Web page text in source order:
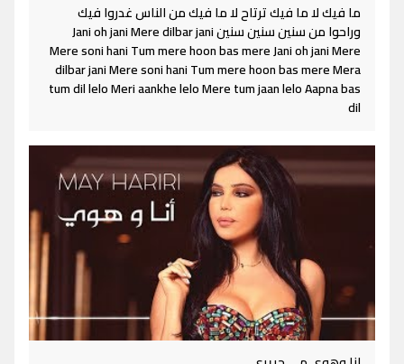
ما فيك لا ما فيك ترتاح لا ما فيك من الناس غدروا فيك
وراحوا من سنين سنين سنين Jani oh jani Mere dilbar jani
Mere soni hani Tum mere hoon bas mere Jani oh jani Mere
dilbar jani Mere soni hani Tum mere hoon bas mere Mera
tum dil lelo Meri aankhe lelo Mere tum jaan lelo Aapna bas
dil